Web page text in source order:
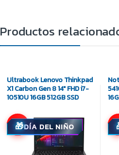
Productos
Ultrabook Lenovo Thinkpad
X1 Carbon Gen 8 14″ FHD i7-
10510U 16GB 512GB SSD
-8%DÍA DEL NIÑO -